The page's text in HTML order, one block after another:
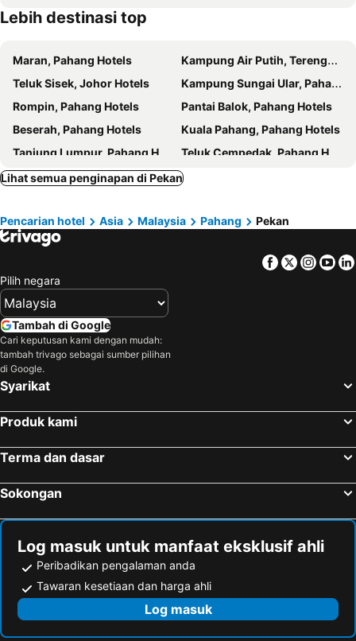
Lebih destinasi top
Maran, Pahang Hotels
Kampung Air Putih, Terengganu Hotels
Teluk Sisek, Johor Hotels
Kampung Sungai Ular, Pahang Hotels
Rompin, Pahang Hotels
Pantai Balok, Pahang Hotels
Beserah, Pahang Hotels
Kuala Pahang, Pahang Hotels
Tanjung Lumpur, Pahang Hotels
Teluk Cempedak, Pahang Hotels
Kampung Sepat, Pahang Hotels
Kampung Kuala Kenau, Pahang Hotels
Kuala Chini, Pahang Hotels
Kuantan, Pahang Hotels
Genting Highlands, Pahang Hotels
Bukit Fraser, Pahang Hotels
Jerantut, Pahang Hotels
Kuala Lipis, Pahang Hotels
Kuala Lumpur, Kuala Lumpur Hotels
Port Dickson, Negeri Sembilan Hotels
Kota Kinabalu, Sabah Hotels
Lihat semua penginapan di Pekan
Pencarian hotel Asia Malaysia Pahang Pekan
Facebook
Twitter
Pilih negara
Tambah di Google
Cari keputusan kami dengan mudah:
tambah trivago sebagai sumber pilihan
di Google.
Syarikat
Produk kami
Terma dan dasar
Sokongan
Log masuk untuk manfaat eksklusif ahli
Peribadikan pengalaman anda
Tawaran kesetiaan dan harga ahli
Log masuk